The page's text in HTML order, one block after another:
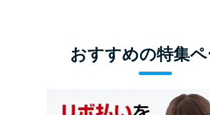
おすすめの特集